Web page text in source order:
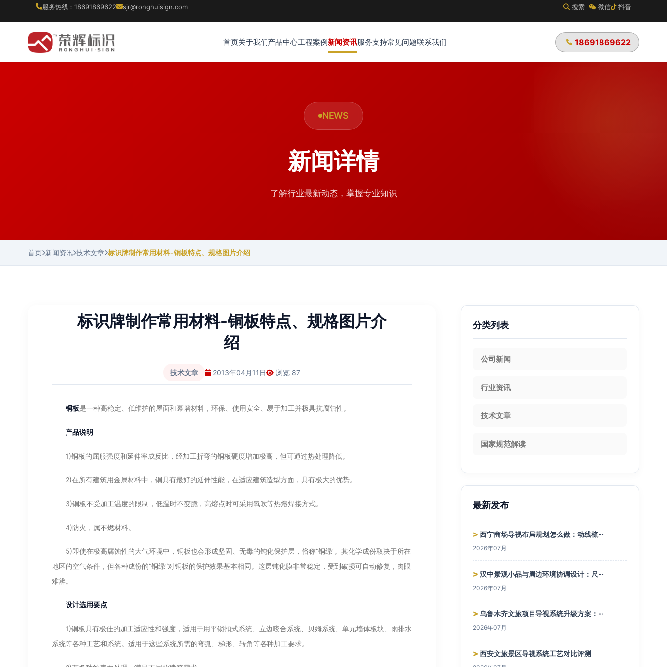
服务热线：18691869622 sjr@ronghuisign.com 搜索 微信 抖音
首页关于我们产品中心工程案例新闻资讯服务支持常见问题联系我们 18691869622
NEWS
新闻详情
了解行业最新动态，掌握专业知识
首页 新闻资讯 技术文章 标识牌制作常用材料-铜板特点、规格图片介绍
标识牌制作常用材料-铜板特点、规格图片介
绍
技术文章 2013年04月11日 浏览 87
铜板是一种高稳定、低维护的屋面和幕墙材料，环保、使用安全、易于加工并极具抗腐蚀性。
产品说明
1)铜板的屈服强度和延伸率成反比，经加工折弯的铜板硬度增加极高，但可通过热处理降低。
2)在所有建筑用金属材料中，铜具有最好的延伸性能，在适应建筑造型方面，具有极大的优势。
3)铜板不受加工温度的限制，低温时不变脆，高熔点时可采用氧吹等热熔焊接方式。
4)防火，属不燃材料。
5)即使在极高腐蚀性的大气环境中，铜板也会形成坚固、无毒的钝化保护层，俗称“铜绿”。其化学成份取决于所在
地区的空气条件，但各种成份的“铜绿”对铜板的保护效果基本相同。这层钝化膜非常稳定，受到破损可自动修复，肉眼
难辨。
设计选用要点
1)铜板具有极佳的加工适应性和强度，适用于用平锁扣式系统、立边咬合系统、贝姆系统、单元墙体板块、雨排水
系统等各种工艺和系统。适用于这些系统所需的弯弧、梯形、转角等各种加工要求。
分类列表
公司新闻
行业资讯
技术文章
国家规范解读
最新发布
> 西宁商场导视布局规划怎么做：动线梳···
2026年07月
> 汉中景观小品与周边环境协调设计：尺···
2026年07月
> 乌鲁木齐文旅项目导视系统升级方案：···
2026年07月
> 西安文旅景区导视系统工艺对比评测